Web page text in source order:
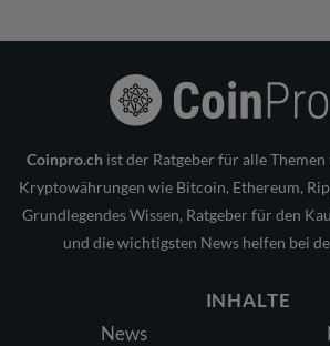
Coinpro.ch ist der Ratgeber für alle
Kryptowährungen wie Bitcoin, Ethereum,
Grundlegendes Wissen, Ratgeber für den
und die wichtigsten News helfen bei
INHALTE
News